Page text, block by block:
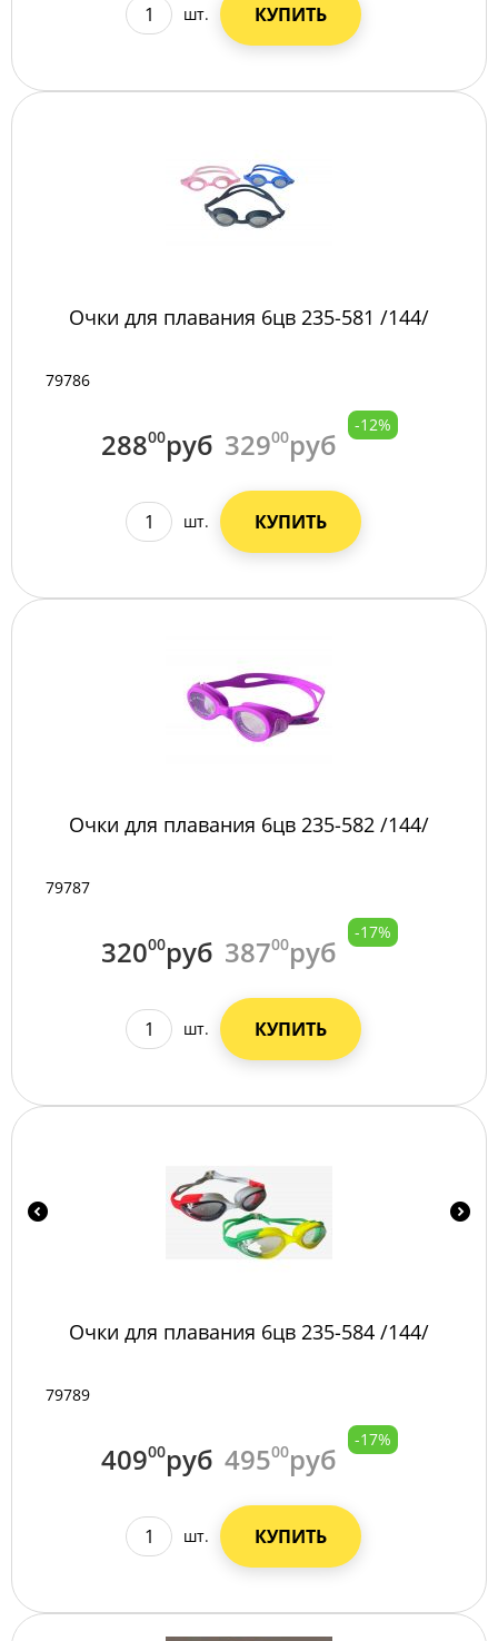
шт. КУПИТЬ
Очки для плавания 6цв 235-581 /144/
79786
28800руб 32900руб
-12%
шт. КУПИТЬ
Очки для плавания 6цв 235-582 /144/
79787
32000руб 38700руб
-17%
шт. КУПИТЬ
Очки для плавания 6цв 235-584 /144/
79789
40900руб 49500руб
-17%
шт. КУПИТЬ